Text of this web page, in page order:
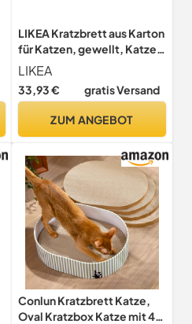
LIKEA Kratzbrett aus Karton
für Katzen, gewellt, Katze
mit Katzenminze,
organisch, Kratzbrett,
Spielzeug, wendbar,
LIKEA
33,93 € gratis Versand
ZUM ANGEBOT
Conlun Kratzbrett Katze,
Oval Kratzbox Katze mit 4